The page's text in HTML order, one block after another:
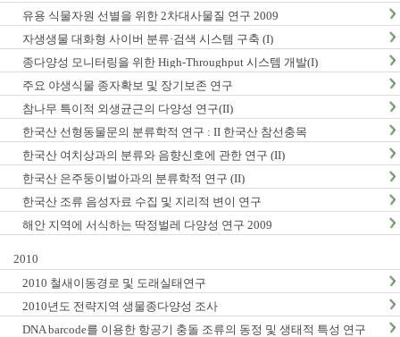
유용 식물자원 선별을 위한 2차대사물질 연구 2009
자생생물 대화형 사이버 분류·검색 시스템 구축 (I)
종다양성 모니터링을 위한 High-Throughput 시스템 개발(I)
주요 야생식물 종자확보 및 장기보존 연구
참나무 특이적 외생균근의 다양성 연구(II)
한국산 선형동물문의 분류학적 연구 : II 한국산 참선충목
한국산 여치상과의 분류와 음향신호에 관한 연구 (II)
한국산 은주둥이벌아과의 분류학적 연구 (II)
한국산 조류 음성자료 수집 및 지리적 변이 연구
해안 지역에 서식하는 딱정벌레 다양성 연구 2009
2010
2010 철새이동경로 및 도래실태연구
2010년도 전략지역 생물종다양성 조사
DNA barcode를 이용한 항공기 충돌 조류의 동정 및 생태적 특성 연구